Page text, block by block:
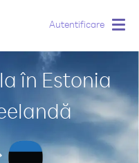
Autentificare
în Estonia